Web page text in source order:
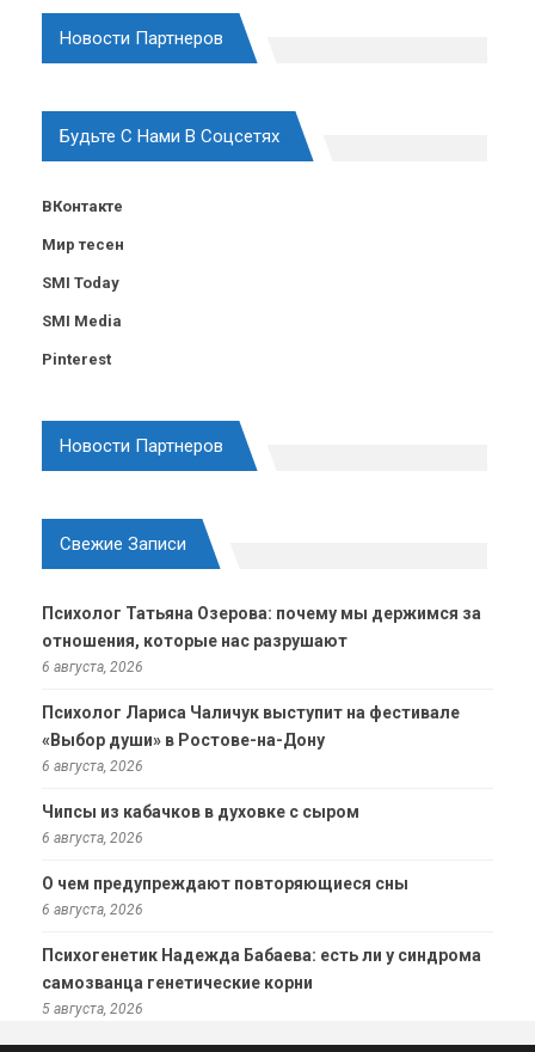
Новости Партнеров
Будьте С Нами В Соцсетях
ВКонтакте
Мир тесен
SMI Today
SMI Media
Pinterest
Новости Партнеров
Свежие Записи
Психолог Татьяна Озерова: почему мы держимся за
отношения, которые нас разрушают
6 августа, 2026
Психолог Лариса Чаличук выступит на фестивале
«Выбор души» в Ростове-на-Дону
6 августа, 2026
Чипсы из кабачков в духовке с сыром
6 августа, 2026
О чем предупреждают повторяющиеся сны
6 августа, 2026
Психогенетик Надежда Бабаева: есть ли у синдрома
самозванца генетические корни
5 августа, 2026